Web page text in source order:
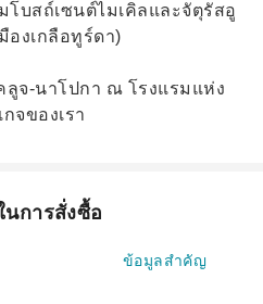
โบสถ์เซนต์ไมเคิลและจัตุรัสอู
องเกลือทูร์ดา)
ลูจ-นาโปกา ณ โรงแรมแห่ง
จของเรา
การสั่งซื้อ
ข้อมูลสำคัญ